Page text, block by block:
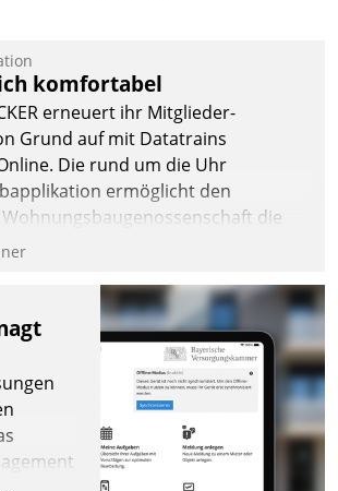
von
und
komfortabel
erneuert ihr Mitglieder-
Grund auf mit Datatrains
Die rund um die Uhr
ermöglicht den
die
per Smartphone, Tablet oder PC.